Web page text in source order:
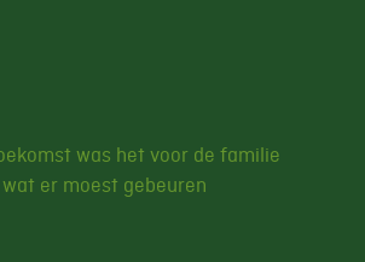
was het voor de familie
er moest gebeuren